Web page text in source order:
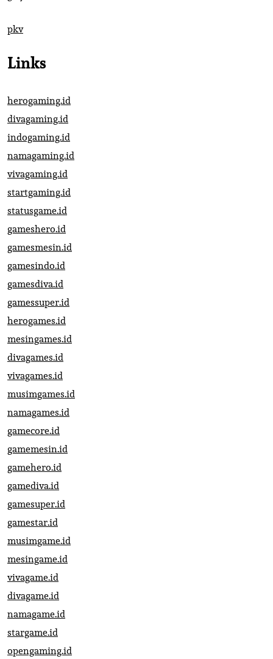
pkv
Links
herogaming.id
divagaming.id
indogaming.id
namagaming.id
vivagaming.id
startgaming.id
statusgame.id
gameshero.id
gamesmesin.id
gamesindo.id
gamesdiva.id
gamessuper.id
herogames.id
mesingames.id
divagames.id
vivagames.id
musimgames.id
namagames.id
gamecore.id
gamemesin.id
gamehero.id
gamediva.id
gamesuper.id
gamestar.id
musimgame.id
mesingame.id
vivagame.id
divagame.id
namagame.id
stargame.id
opengaming.id